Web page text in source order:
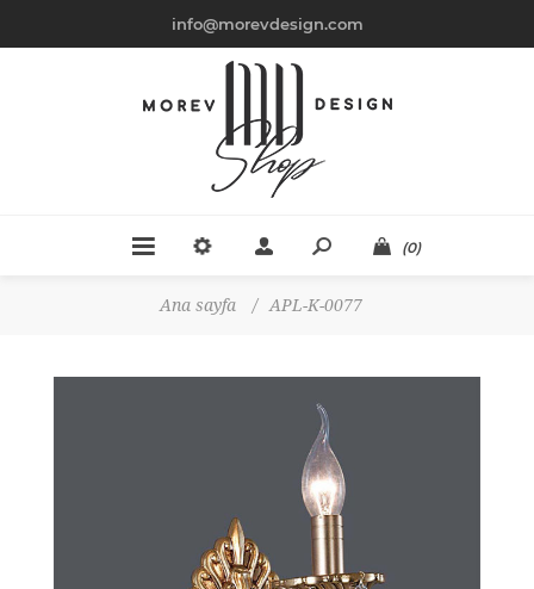
info@morevdesign.com
(0)
Ana sayfa / APL-K-0077